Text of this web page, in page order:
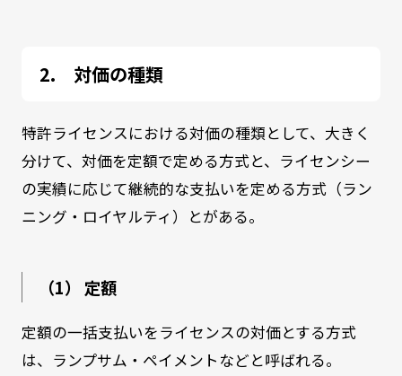
対価の種類
特許ライセンスにおける対価の種類として、大きく
分けて、対価を定額で定める方式と、ライセンシー
の実績に応じて継続的な支払いを定める方式（ラン
ニング・ロイヤルティ）とがある。
（1） 定額
定額の一括支払いをライセンスの対価とする方式
は、ランプサム・ペイメントなどと呼ばれる。